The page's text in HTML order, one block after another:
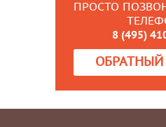
ПРОСТО
8 (495)